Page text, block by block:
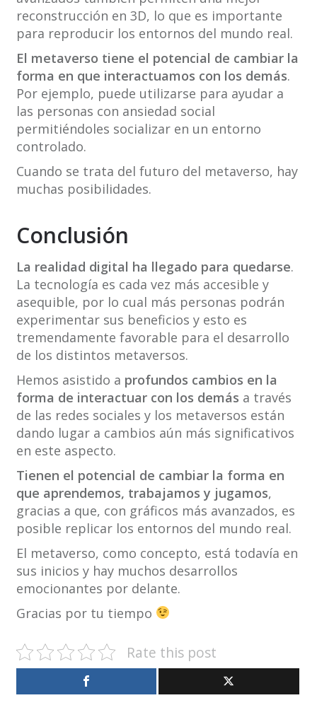
reconstrucción en 3D, lo que es importante
para reproducir los entornos del mundo real.
El metaverso tiene el potencial de cambiar la
forma en que interactuamos con los demás.
Por ejemplo, puede utilizarse para ayudar a
las personas con ansiedad social
permitiéndoles socializar en un entorno
controlado.
Cuando se trata del futuro del metaverso, hay
muchas posibilidades.
Conclusión
La realidad digital ha llegado para quedarse.
La tecnología es cada vez más accesible y
asequible, por lo cual más personas podrán
experimentar sus beneficios y esto es
tremendamente favorable para el desarrollo
de los distintos metaversos.
Hemos asistido a profundos cambios en la
forma de interactuar con los demás a través
de las redes sociales y los metaversos están
dando lugar a cambios aún más significativos
en este aspecto.
Tienen el potencial de cambiar la forma en
que aprendemos, trabajamos y jugamos,
gracias a que, con gráficos más avanzados, es
posible replicar los entornos del mundo real.
El metaverso, como concepto, está todavía en
sus inicios y hay muchos desarrollos
emocionantes por delante.
Gracias por tu tiempo
Rate this post